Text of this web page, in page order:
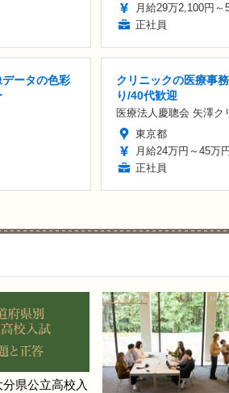
月給29万2,100円～
正社員
データの色彩
クリニックの医療事
り/40代歓迎
医療法人慶聰会 矢澤ク
東京都
月給24万円～45万
正社員
県公立高校入